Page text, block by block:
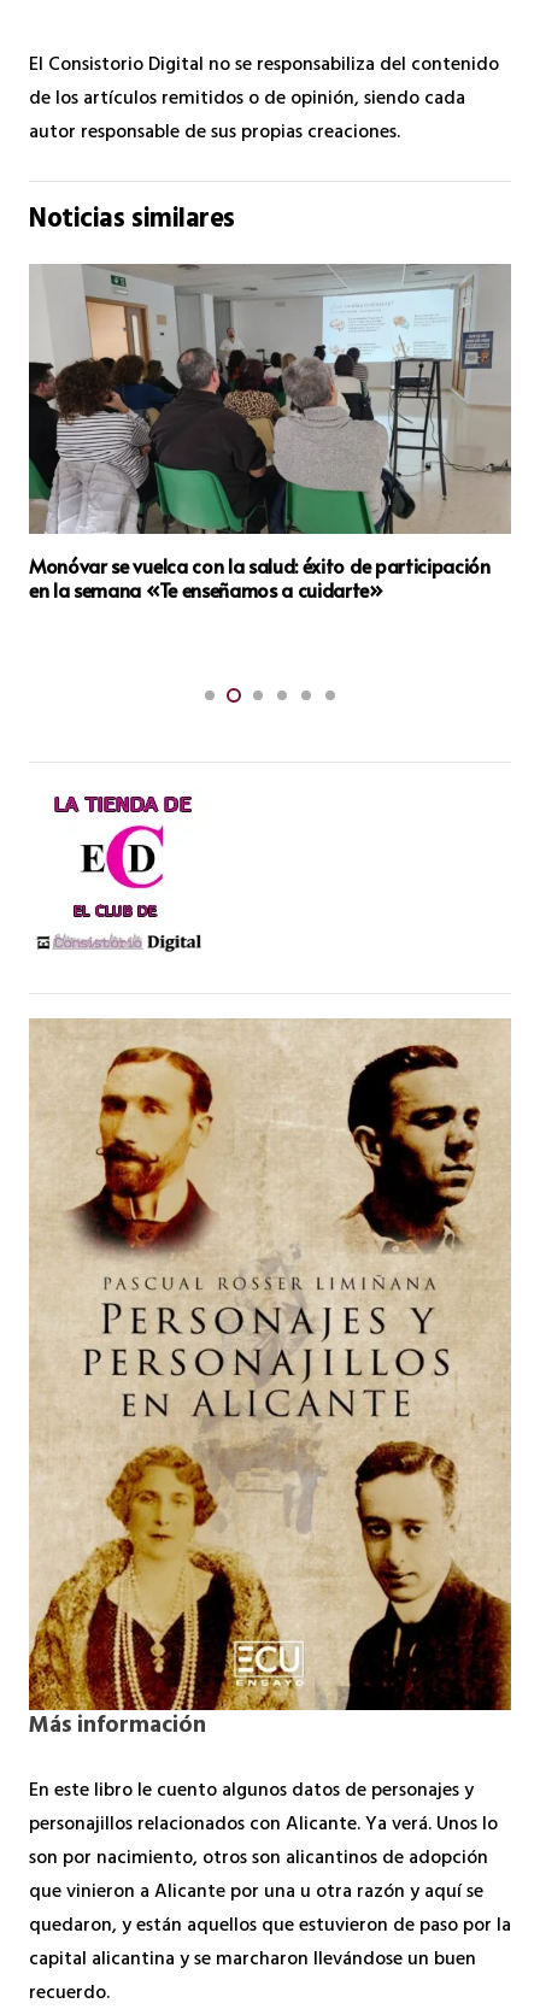
El Consistorio Digital no se responsabiliza del contenido
de los artículos remitidos o de opinión, siendo cada
autor responsable de sus propias creaciones.
Noticias similares
Alicante invierte 81 millones del PRTR para transformar
la ciudad
Más información
En este libro le cuento algunos datos de personajes y
personajillos relacionados con Alicante. Ya verá. Unos lo
son por nacimiento, otros son alicantinos de adopción
que vinieron a Alicante por una u otra razón y aquí se
quedaron, y están aquellos que estuvieron de paso por la
capital alicantina y se marcharon llevándose un buen
recuerdo.